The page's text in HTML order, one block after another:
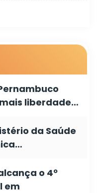
liberdade…
da Saúde
o 4º
em